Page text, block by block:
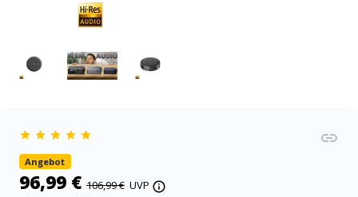
Angebot
96,99 € 106,99 € UVP